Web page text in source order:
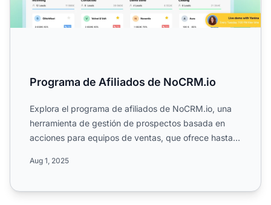
Programa de Afiliados de NoCRM.io
Explora el programa de afiliados de NoCRM.io, una
herramienta de gestión de prospectos basada en
acciones para equipos de ventas, que ofrece hasta
Aug 1, 2025